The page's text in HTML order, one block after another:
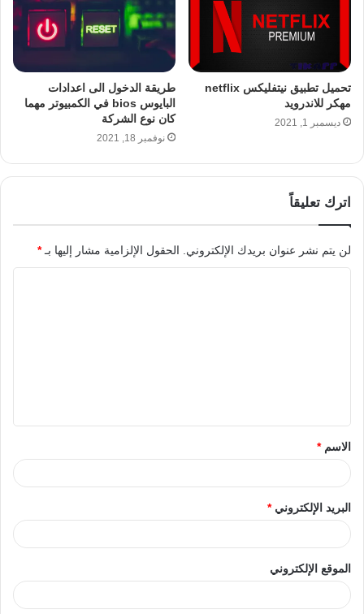
تحميل تطبيق نيتفليكس netflix
مهكر للاندرويد
ديسمبر 1, 2021
طريقة الدخول الى اعدادات
البايوس bios في الكمبيوتر مهما
كان نوع الشركة
نوفمبر 18, 2021
اترك تعليقاً
لن يتم نشر عنوان بريدك الإلكتروني. الحقول الإلزامية مشار إليها بـ*
الاسم*
البريد الإلكتروني*
الموقع الإلكتروني